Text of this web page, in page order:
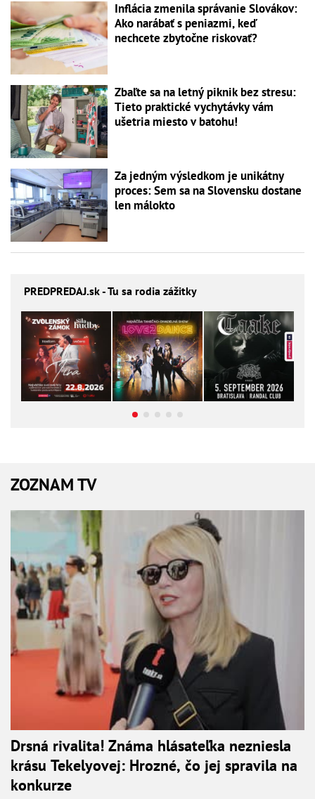
Inflácia zmenila správanie Slovákov:
Ako narábať s peniazmi, keď
nechcete zbytočne riskovať?
Zbaľte sa na letný piknik bez stresu:
Tieto praktické vychytávky vám
ušetria miesto v batohu!
Za jedným výsledkom je unikátny
proces: Sem sa na Slovensku dostane
len málokto
PREDPREDAJ.sk - Tu sa rodia zážitky
ZOZNAM TV
Drsná rivalita! Známa hlásateľka nezniesla
krásu Tekelyovej: Hrozné, čo jej spravila na
konkurze